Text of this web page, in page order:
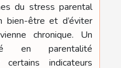
du stress parental
bien-être et d’éviter
chronique. Un
en parentalité
certains indicateurs